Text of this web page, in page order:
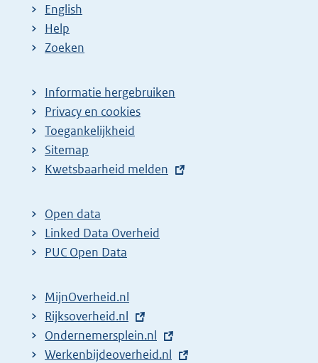
English
Help
Zoeken
Informatie hergebruiken
Privacy en cookies
Toegankelijkheid
Sitemap
E
t
e
r
l
i
n
Kwetsbaarheid melden
Open data
Linked Data Overheid
PUC Open Data
MijnOverheid.nl
E
x
t
Rijksoverheid.nl
E
x
Ondernemersplein.nl
E
Werkenbijdeoverheid.nl